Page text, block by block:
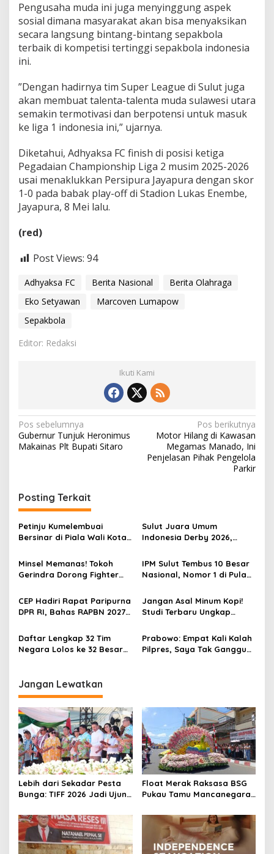
Pengusaha muda ini juga menyinggung aspek
sosial dimana masyarakat akan bisa menyaksikan
secara langsung bintang-bintang sepakbola
terbaik di kompetisi tertinggi sepakbola indonesia
ini.
‎”Dengan hadirnya tim Super League di Sulut juga
akan membuat talenta-talenta muda sulawesi utara
semakin termotivasi dan berpotensi untuk masuk
ke liga 1 indonesia ini,” ujarnya.
Diketahui, Adhyaksa FC finish di posisi ketiga
Pegadaian Championship Liga 2 musim 2025-2026
usai menaklukkan Persipura Jayapura dengan skor
1-0 pada babak play-off di Stadion Lukas Enembe,
Jayapura, 8 Mei lalu.
(red)
Post Views: 94
Adhyaksa FC Berita Nasional
Berita Olahraga
Eko Setyawan
Marcoven Lumapow
Sepakbola
Editor: Redaksi
Ikuti Kami
N
a
g
a
s
i
p
o
s
Pos sebelumnya
Gubernur Tunjuk Heronimus
Makainas Plt Bupati Sitaro
Pos berikutnya
Motor Hilang di Kawasan
Megamas Manado, Ini
Penjelasan Pihak Pengelola
Parkir
Posting Terkait
Petinju Kumelembuai
Bersinar di Piala Wali Kota
Tiga Medali Meski Belum
Setahun Berdiri
Sulut Juara Umum
Indonesia Derby 2026,
Gelar Derby Indonesia
Minsel Memanas! Tokoh
Gerindra Dorong Fighter
IPM Sulut Tembus 10 Besar
Nasional, Nomor 1 di Pulau
Marcoven Lumapow
Apresiasi Kepemimpinan
CEP Hadiri Rapat Paripurna
DPR RI, Bahas RAPBN 2027
Pengawasan OJK
Jangan Asal Minum Kopi!
Studi Terbaru Ungkap
dengan Umur Lebih
Panjang
Daftar Lengkap 32 Tim
Negara Lolos ke 32 Besar
Prabowo: Empat Kali Kalah
Pilpres, Saya Tak Ganggu
Jangan Lewatkan
Lebih dari Sekadar Pesta
Bunga: TIFF 2026 Jadi Ujung
Indonesia di Kancah Global
Float Merak Raksasa BSG
Pukau Tamu Mancanegara,
Cetak Rekor Peserta